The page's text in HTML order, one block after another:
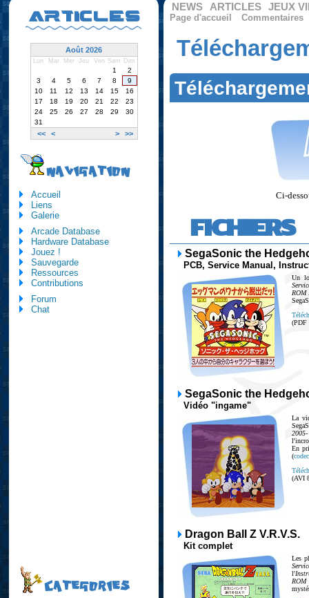
NEWS ARTICLES JEUX
Page d'accueil Commentaires
Ci-
FICHIERS
SegaSonic the
PCB, Service Manual,
Un
ROM
(PDF
SegaSonic the
Vidéo "ingame"
La
2005
En
(
(AVI
Dragon Ball Z V.R.V.S.
Kit complet
Les
l'
ARTICLES
Août 2026
Lun Mar Mer Jeu Ven Sam Dim
<< < > >>
1
2
3
4 5 6 7 8
9
10
11 12 13 14 15
16
17
18 19 20 21 22
23
24
25 26 27 28 29
30
31
NAVIGATION
Accueil
Liens
Galerie
Arcade Database
Hardware Database
Jouez !
Sauvegarde
Ressources
Contributions
Forum
Chat
CATEGORIES